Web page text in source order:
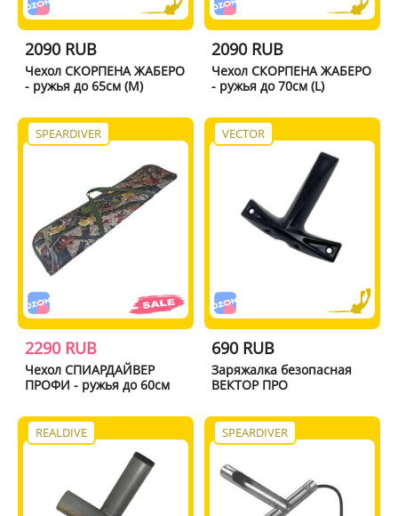
2090 RUB
Чехол СКОРПЕНА ЖАБЕРО
- ружья до 65см (M)
2090 RUB
Чехол СКОРПЕНА ЖАБЕРО
- ружья до 70см (L)
SPEARDIVER
2290 RUB
Чехол СПИАРДАЙВЕР
ПРОФИ - ружья до 60см
VECTOR
690 RUB
Заряжалка безопасная
ВЕКТОР ПРО
REALDIVE SPEARDIVER